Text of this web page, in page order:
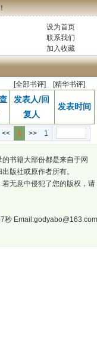
设为首页
联系我们
加入收藏
[全部书评] [精华书评]
发表人/回
复人
发表时间
<< 1 >> 1
书籍大部份都是来自于网
版社或原作者所有。
无意中侵犯了您的版权，请
秒 Email:godyabo@163.com